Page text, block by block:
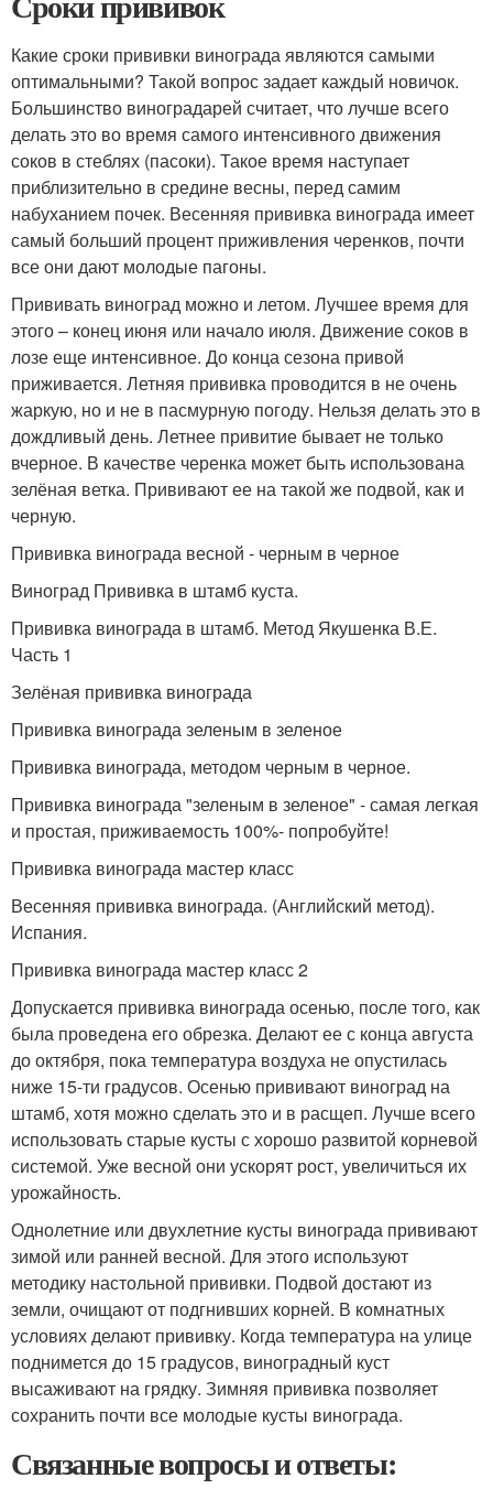
Какие сроки прививки винограда являются самыми
оптимальными? Такой вопрос задает каждый новичок.
Большинство виноградарей считает, что лучше всего
делать это во время самого интенсивного движения
соков в стеблях (пасоки). Такое время наступает
приблизительно в средине весны, перед самим
набуханием почек. Весенняя прививка винограда имеет
самый больший процент приживления черенков, почти
все они дают молодые пагоны.
Прививать виноград можно и летом. Лучшее время для
этого – конец июня или начало июля. Движение соков в
лозе еще интенсивное. До конца сезона привой
приживается. Летняя прививка проводится в не очень
жаркую, но и не в пасмурную погоду. Нельзя делать это в
дождливый день. Летнее привитие бывает не только
вчерное. В качестве черенка может быть использована
зелёная ветка. Прививают ее на такой же подвой, как и
черную.
Прививка винограда весной - черным в черное
Виноград Прививка в штамб куста.
Прививка винограда в штамб. Метод Якушенка В.Е.
Часть 1
Зелёная прививка винограда
Прививка винограда зеленым в зеленое
Прививка винограда, методом черным в черное.
Прививка винограда "зеленым в зеленое" - самая легкая
и простая, приживаемость 100%- попробуйте!
Прививка винограда мастер класс
Весенняя прививка винограда. (Английский метод).
Испания.
Прививка винограда мастер класс 2
Допускается прививка винограда осенью, после того, как
была проведена его обрезка. Делают ее с конца августа
до октября, пока температура воздуха не опустилась
ниже 15-ти градусов. Осенью прививают виноград на
штамб, хотя можно сделать это и в расщеп. Лучше всего
использовать старые кусты с хорошо развитой корневой
системой. Уже весной они ускорят рост, увеличиться их
урожайность.
Однолетние или двухлетние кусты винограда прививают
зимой или ранней весной. Для этого используют
методику настольной прививки. Подвой достают из
земли, очищают от подгнивших корней. В комнатных
условиях делают прививку. Когда температура на улице
поднимется до 15 градусов, виноградный куст
высаживают на грядку. Зимняя прививка позволяет
сохранить почти все молодые кусты винограда.
Связанные вопросы и ответы: